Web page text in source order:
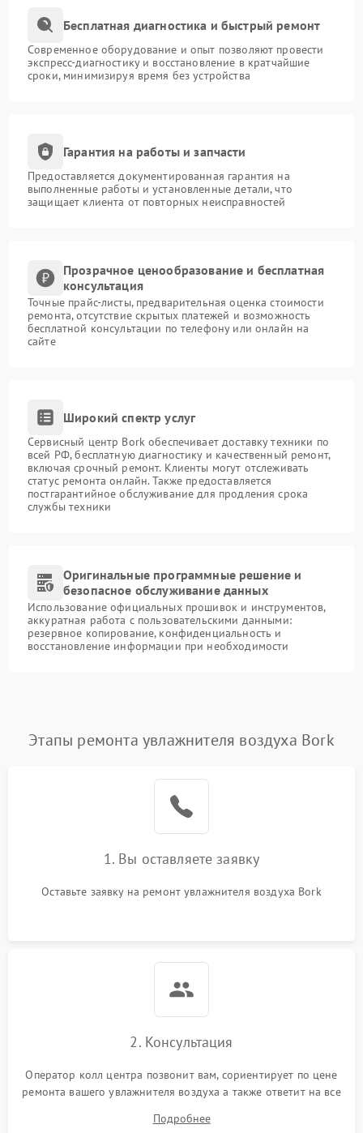
Бесплатная диагностика и быстрый ремонт
Современное оборудование и опыт позволяют провести
экспресс-диагностику и восстановление в кратчайшие
сроки, минимизируя время без устройства
Гарантия на работы и запчасти
Предоставляется документированная гарантия на
выполненные работы и установленные детали, что
защищает клиента от повторных неисправностей
Прозрачное ценообразование и бесплатная
консультация
Точные прайс-листы, предварительная оценка стоимости
ремонта, отсутствие скрытых платежей и возможность
бесплатной консультации по телефону или онлайн на
сайте
Широкий спектр услуг
Сервисный центр Bork обеспечивает доставку техники по
всей РФ, бесплатную диагностику и качественный ремонт,
включая срочный ремонт. Клиенты могут отслеживать
статус ремонта онлайн. Также предоставляется
постгарантийное обслуживание для продления срока
службы техники
Оригинальные программные решение и
безопасное обслуживание данных
Использование официальных прошивок и инструментов,
аккуратная работа с пользовательскими данными:
резервное копирование, конфиденциальность и
восстановление информации при необходимости
Этапы ремонта увлажнителя воздуха Bork
1. Вы оставляете заявку
Оставьте заявку на ремонт увлажнителя воздуха Bork
2. Консультация
Оператор колл центра позвонит вам, сориентирует по цене
ремонта вашего увлажнителя воздуха а также ответит на все
Подробнее